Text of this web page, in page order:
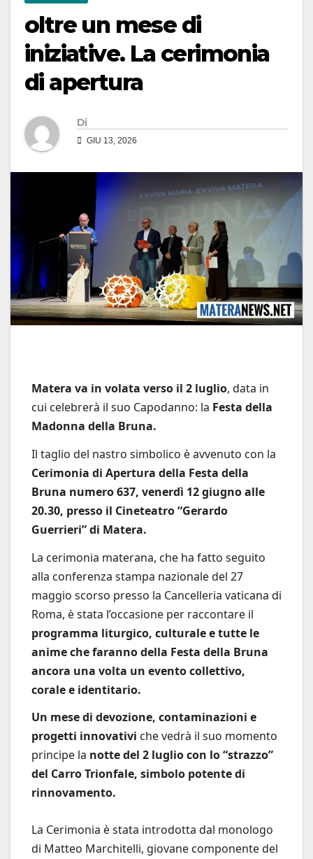
oltre un mese di
iniziative. La cerimonia
di apertura
Di
GIU 13, 2026
Matera va in volata verso il 2 luglio, data in
cui celebrerà il suo Capodanno: la Festa della
Madonna della Bruna.
Il taglio del nastro simbolico è avvenuto con la
Cerimonia di Apertura della Festa della
Bruna numero 637, venerdì 12 giugno alle
20.30, presso il Cineteatro “Gerardo
Guerrieri” di Matera.
La cerimonia materana, che ha fatto seguito
alla conferenza stampa nazionale del 27
maggio scorso presso la Cancelleria vaticana di
Roma, è stata l’occasione per raccontare il
programma liturgico, culturale e tutte le
anime che faranno della Festa della Bruna
ancora una volta un evento collettivo,
corale e identitario.
Un mese di devozione, contaminazioni e
progetti innovativi che vedrà il suo momento
principe la notte del 2 luglio con lo “strazzo”
del Carro Trionfale, simbolo potente di
rinnovamento.
La Cerimonia è stata introdotta dal monologo
di Matteo Marchitelli, giovane componente del